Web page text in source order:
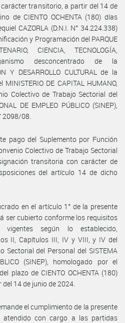
carácter transitorio, a partir del 14 de
de CIENTO OCHENTA (180) días
CAZORLA (D.N.I. N° 34.224.338)
y Programación del PARQUE
CIENCIA, TECNOLOGÍA,
desconcentrado de la
Y DESARROLLO CULTURAL de la
MINISTERIO DE CAPITAL HUMANO,
Colectivo de Trabajo Sectorial del
DE EMPLEO PÚBLICO (SINEP),
2098/08.
pago del Suplemento por Función
Colectivo de Trabajo Sectorial
transitoria con carácter de
del artículo 14 de dicho
en el artículo 1° de la presente
ser cubierto conforme los requisitos
según lo establecido,
II, Capítulos III, IV y VIII, y IV del
Sectorial del Personal del SISTEMA
(SINEP), homologado por el
plazo de CIENTO OCHENTA (180)
14 de junio de 2024.
el cumplimiento de la presente
atendido con cargo a las partidas